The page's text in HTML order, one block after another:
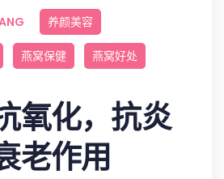
养颜美容
燕窝保健 燕窝好处
氧化，抗炎
老作用